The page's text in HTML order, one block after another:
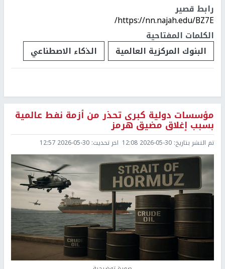
رابط قصير
https://nn.najah.edu/BZ7E/
الكلمات المفتاحية
البنوك المركزية العالمية
الذكاء الاصطناعي
مؤسسات دولية كبرى تحذر من أزمة نفط عالمية
بسبب إغلاق مضيق هرمز
تم النشر بتاريخ: 2026-05-30 12:08 اخر تحديث: 2026-05-30 12:57